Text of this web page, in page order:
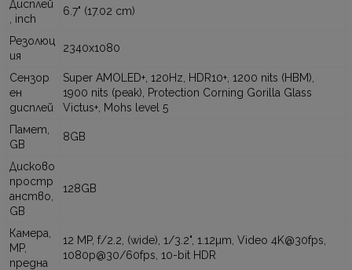
Дисплей
, inch
6.7" (17.02 cm)
Резолюц
ия
2340x1080
Сензор
ен
дисплей
Super AMOLED+, 120Hz, HDR10+, 1200 nits (HBM),
1900 nits (peak), Protection Corning Gorilla Glass
Victus+, Mohs level 5
Памет,
GB
8GB
Дисково
простр
анство,
GB
128GB
Камера,
MP,
предна
12 MP, f/2.2, (wide), 1/3.2", 1.12µm, Video 4K@30fps,
1080p@30/60fps, 10-bit HDR